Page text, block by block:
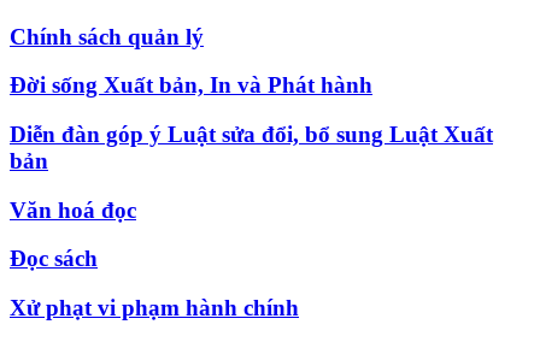
Chính sách quản lý
Đời sống Xuất bản, In và Phát hành
Diễn đàn góp ý Luật sửa đổi, bổ sung Luật Xuất
bản
Văn hoá đọc
Đọc sách
Xử phạt vi phạm hành chính